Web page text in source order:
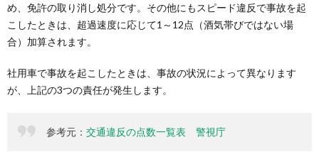
め、免許の取り消し処分です。その他にもスピード違反で事故を起
こしたときは、超過速度に応じて1～12点（酒気帯びではない場
合）加算されます。
社用車で事故を起こしたときは、事故の状況によって異なります
が、上記の3つの責任が発生します。
参考元： 交通違反の点数一覧表 警視庁